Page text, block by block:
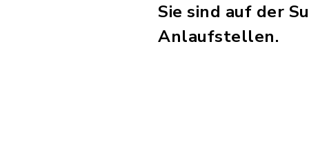
Sie sind auf der
Anlaufstellen.